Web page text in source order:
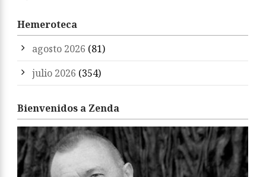
Hemeroteca
agosto 2026 (81)
julio 2026 (354)
Bienvenidos a Zenda